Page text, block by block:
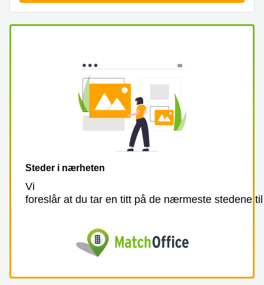
Steder i nærheten
Vi
foreslår at du tar en titt på de nærmeste stedene